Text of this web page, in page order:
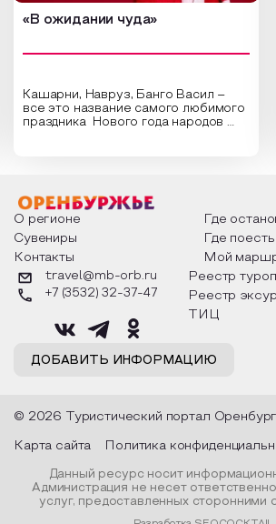
«В ожидании чуда»
Кашарни, Навруз, Банго Васил –
все это название самого любимого
праздника Нового года народов
о том, как встречают новый год в
разных уголках страны, какие
обряды совершают на удачу и
благополучие, в чем схожи и
различаются традиции. Кто такой
Дед Мороз и откуда он пришел, как
его называют в разных уголках
страны и как появились елочные
О регионе
Где
Сувениры
Где поесть
Контакты
Мой
ДОБАВИТЬ ИНФОРМАЦИЮ
travel@mb-orb.ru
+7 (3532) 32-37-47
Реестр
Реестр
ТИЦ
© 2026 Туристический портал
Карта сайта Политика
Данный ресурс носит
Администрация не несет
услуг, предоставленных сторонними